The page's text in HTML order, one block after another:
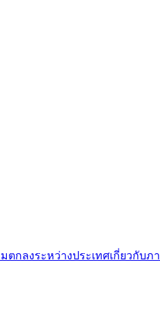
ลงระหว่างประเทศเกี่ยวกับภ